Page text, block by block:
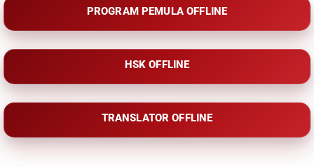
PROGRAM PEMULA OFFLINE
HSK OFFLINE
TRANSLATOR OFFLINE